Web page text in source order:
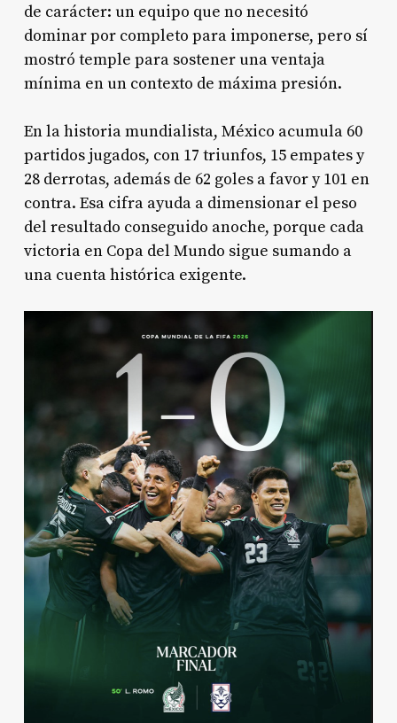
de carácter: un equipo que no necesitó
dominar por completo para imponerse, pero sí
mostró temple para sostener una ventaja
mínima en un contexto de máxima presión.
En la historia mundialista, México acumula 60
partidos jugados, con 17 triunfos, 15 empates y
28 derrotas, además de 62 goles a favor y 101 en
contra. Esa cifra ayuda a dimensionar el peso
del resultado conseguido anoche, porque cada
victoria en Copa del Mundo sigue sumando a
una cuenta histórica exigente.